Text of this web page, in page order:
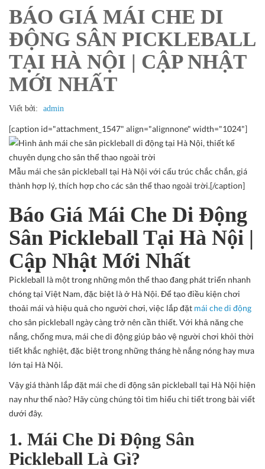
BÁO GIÁ MÁI CHE DI
ĐỘNG SÂN PICKLEBALL
TẠI HÀ NỘI | CẬP NHẬT
MỚI NHẤT
Viết bởi: admin
[caption id="attachment_1547" align="alignnone" width="1024"]
Mẫu mái che sân pickleball tại Hà Nội với cấu trúc chắc chắn, giá
thành hợp lý, thích hợp cho các sân thể thao ngoài trời.[/caption]
Báo Giá Mái Che Di Động
Sân Pickleball Tại Hà Nội |
Cập Nhật Mới Nhất
Pickleball là một trong những môn thể thao đang phát triển nhanh
chóng tại Việt Nam, đặc biệt là ở Hà Nội. Để tạo điều kiện chơi
thoải mái và hiệu quả cho người chơi, việc lắp đặt mái che di động
cho sân pickleball ngày càng trở nên cần thiết. Với khả năng che
nắng, chống mưa, mái che di động giúp bảo vệ người chơi khỏi thời
tiết khắc nghiệt, đặc biệt trong những tháng hè nắng nóng hay mưa
lớn tại Hà Nội.
Vậy giá thành lắp đặt mái che di động sân pickleball tại Hà Nội hiện
nay như thế nào? Hãy cùng chúng tôi tìm hiểu chi tiết trong bài viết
dưới đây.
1. Mái Che Di Động Sân
Pickleball Là Gì?